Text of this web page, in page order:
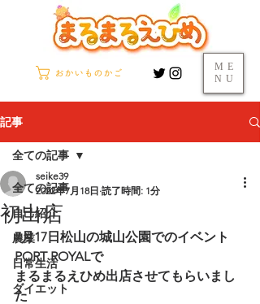
ME
NU
おかいものかご
記事
全ての記事
自己紹介
農業
日常生活
ダイエット
全ての記事
初出店
seike39
2022年7月18日 読了時間: 1分
7月17日松山の城山公園でのイベント
PORT ROYALで
まるまるえひめ出店させてもらいまし
た